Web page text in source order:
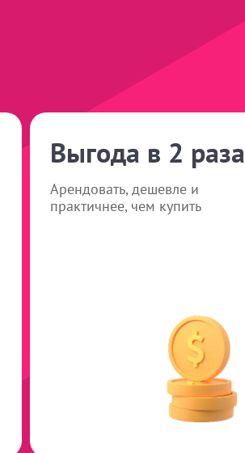
Выгода в 2 раза
Арендовать, дешевле и
практичнее, чем купить